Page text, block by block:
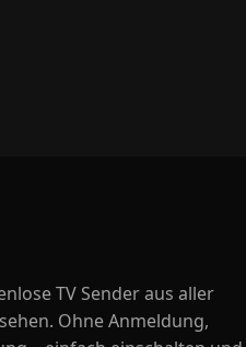
TV Sender aus aller
Ohne Anmeldung,